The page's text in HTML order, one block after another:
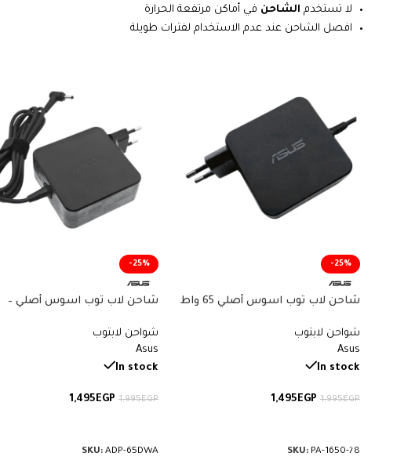
لا تستخدم الشاحن في أماكن مرتفعة الحرارة
افصل الشاحن عند عدم الاستخدام لفترات طويلة
-25%
شاحن لاب توب اسوس أصلي 65 واط
78 – Original Asus Charger
شواحن لابتوب
Asus
In stock
1,995EGP
1,495EGP
SKU: PA-1650-78
-25%
شاحن لاب توب اسوس أصلي –
القطعة ADP-65DWA
شواحن لابتوب
Asus
In stock
1,995EGP
1,495EGP
SKU:ADP-65DWA